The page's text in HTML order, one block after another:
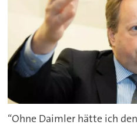
“Ohne Daimler hätte ich